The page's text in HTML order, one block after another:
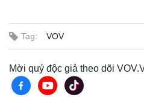
Tag: VOV
Mời quý độc giả theo dõi